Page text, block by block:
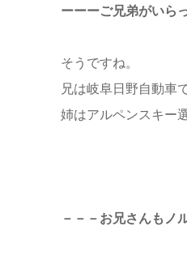
ーーーご兄弟がいら
そうですね。
兄は岐阜日野自動車
姉はアルペンスキー
－－－お兄さんもノ